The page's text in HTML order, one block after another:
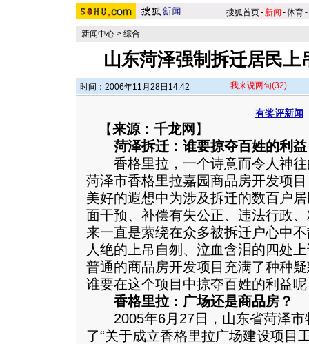
搜狐首页-新闻 -体育-
新闻中心 > 综合
山东菏泽强制拆迁居民
时间：2006年11月28日14:42 我来说两句(32)
有奖评新闻
【来源：千龙网 】
菏泽拆迁：谁要掠夺百姓的利
香格里拉，一个诗意而令人神往
菏泽市香格里拉嘉园商品房开发项
美好的遐想中为涉及拆迁的数百户
面干预、补偿有失公正、违法行政
来一直是萦绕在众多被拆迁户心中
人绝的上吊自刎、泣血含泪的四处
普通的商品房开发项目充满了种种
谁要在这个项目中掠夺百姓的利益
香格里拉：广场还是商品房？
2005年6月27日，山东省菏泽市
了“关于成立香格里拉广场建设项目